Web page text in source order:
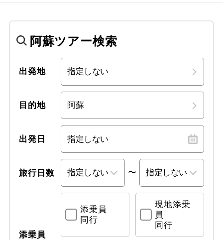
阿蘇ツアー検索
出発地
目的地
出発日
旅行日数 〜
添乗員
添乗員
同行
現地添乗
員
同行